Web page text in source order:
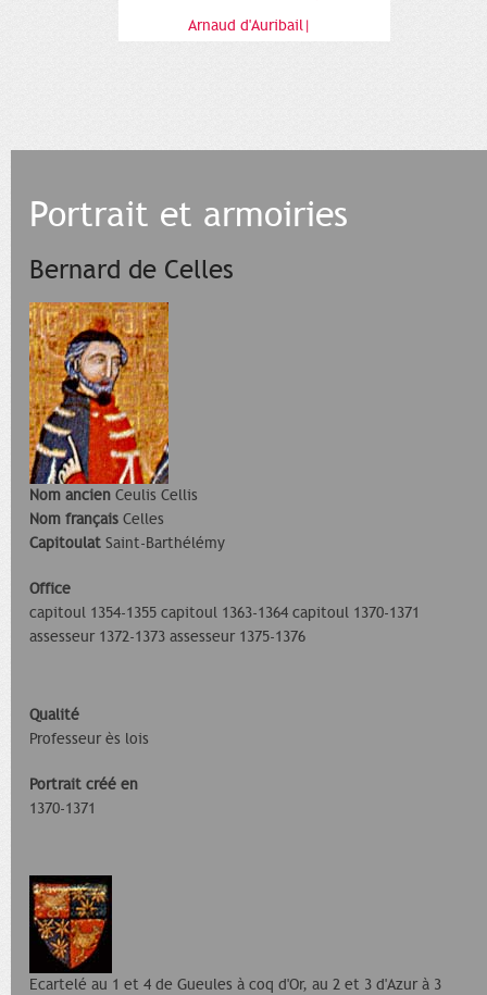
Arnaud d'Auribail|
Portrait et armoiries
Bernard de Celles
Nom ancien Ceulis Cellis
Nom français Celles
Capitoulat Saint-Barthélémy
Office
capitoul 1354-1355 capitoul 1363-1364 capitoul 1370-1371
assesseur 1372-1373 assesseur 1375-1376
Qualité
Professeur ès lois
Portrait créé en
1370-1371
Ecartelé au 1 et 4 de Gueules à coq d'Or, au 2 et 3 d'Azur à 3